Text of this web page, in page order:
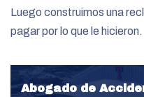
Luego construimos una
pagar por lo que le hicieron.
Abogado de